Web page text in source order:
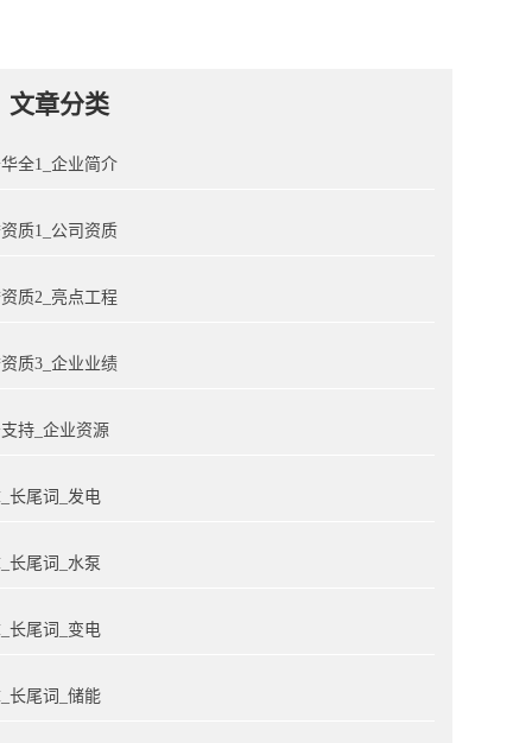
章分类
全1_企业简介
质1_公司资质
质2_亮点工程
质3_企业业绩
持_企业资源
长尾词_发电
长尾词_水泵
长尾词_变电
长尾词_储能